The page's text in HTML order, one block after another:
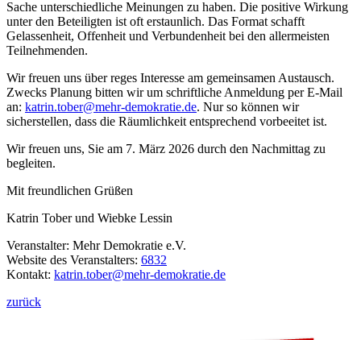
Sache unterschiedliche Meinungen zu haben. Die positive Wirkung
unter den Beteiligten ist oft erstaunlich. Das Format schafft
Gelassenheit, Offenheit und Verbundenheit bei den allermeisten
Teilnehmenden.
Wir freuen uns über reges Interesse am gemeinsamen Austausch.
Zwecks Planung bitten wir um schriftliche Anmeldung per E-Mail
an: katrin.tober@mehr-demokratie.de. Nur so können wir
sicherstellen, dass die Räumlichkeit entsprechend vorbeeitet ist.
Wir freuen uns, Sie am 7. März 2026 durch den Nachmittag zu
begleiten.
Mit freundlichen Grüßen
Katrin Tober und Wiebke Lessin
Veranstalter: Mehr Demokratie e.V.
Website des Veranstalters: 6832
Kontakt: katrin.tober@mehr-demokratie.de
zurück